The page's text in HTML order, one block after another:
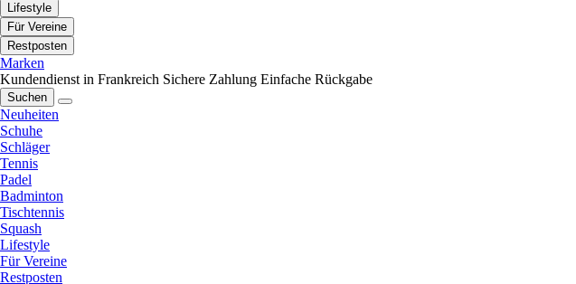
Lifestyle
Für Vereine
Restposten
Marken
Kundendienst in Frankreich Sichere Zahlung Einfache Rückgabe
Suchen
Neuheiten
Schuhe
Schläger
Tennis
Padel
Badminton
Tischtennis
Squash
Lifestyle
Für Vereine
Restposten